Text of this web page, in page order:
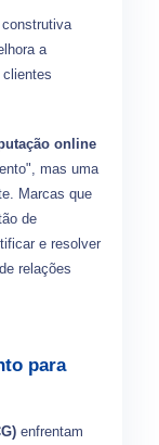
a
clientes
online
mas uma
Marcas que
de
e resolver
relações
para
enfrentam